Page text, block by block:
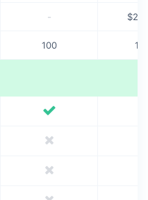
-
100